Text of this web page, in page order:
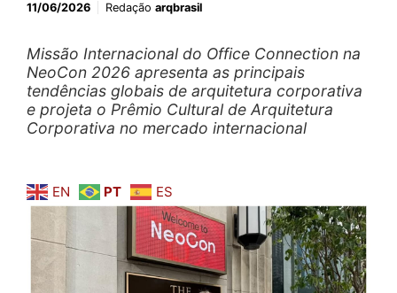
11/06/2026 Redação arqbrasil
Missão Internacional do Office Connection na
NeoCon 2026 apresenta as principais
tendências globais de arquitetura corporativa
e projeta o Prêmio Cultural de Arquitetura
Corporativa no mercado internacional
EN PT ES